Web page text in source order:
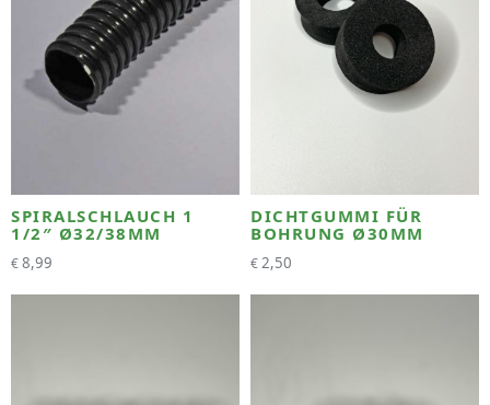
SPIRALSCHLAUCH 1
1/2″ Ø32/38MM
€8,99
DICHTGUMMI FÜR
BOHRUNG Ø30MM
€2,50